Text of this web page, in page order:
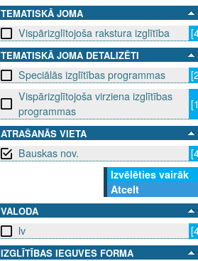
TEMATISKĀ JOMA
Vispārizglītojoša rakstura izglītība
TEMATISKĀ JOMA DETALIZĒTI
Speciālās izglītības programmas
Vispārizglītojoša virziena izglītības
programmas
ATRAŠANĀS VIETA
Bauskas nov.
Izvēlēties vairāk
Atcelt
VALODA
lv
IZGLĪTĪBAS IEGUVES FORMA